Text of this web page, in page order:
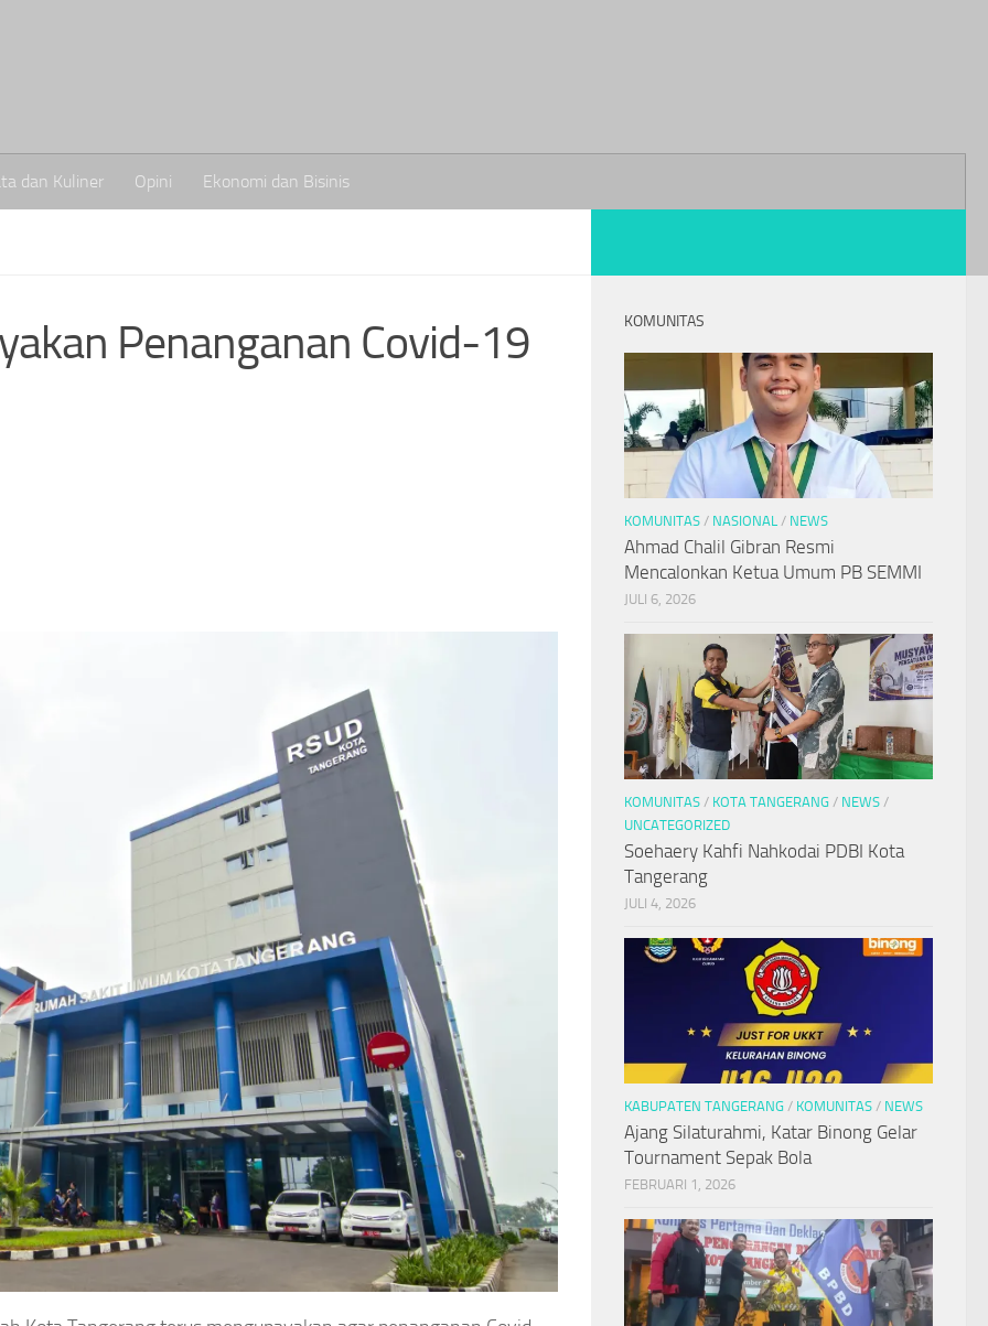
dan Kuliner Opini Ekonomi dan Bisinis
Penanganan Covid-19
KOMUNITAS
KOMUNITAS / NASIONAL / NEWS
Ahmad Chalil Gibran Resmi
Mencalonkan Ketua Umum PB SEMMI
JULI 6, 2026
KOMUNITAS / KOTA TANGERANG / NEWS /
UNCATEGORIZED
Soehaery Kahfi Nahkodai PDBI Kota
Tangerang
JULI 4, 2026
KABUPATEN TANGERANG / KOMUNITAS / NEWS
Ajang Silaturahmi, Katar Binong Gelar
Tournament Sepak Bola
FEBRUARI 1, 2026